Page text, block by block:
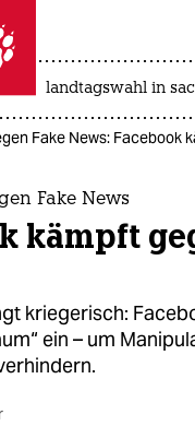
taz zahl ich
taz zahl ich
landtagswahl in
Fake News: Facebook
Fake News
kämpft
kriegerisch:
ein – um